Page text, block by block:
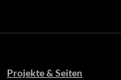
Projekte & Seiten